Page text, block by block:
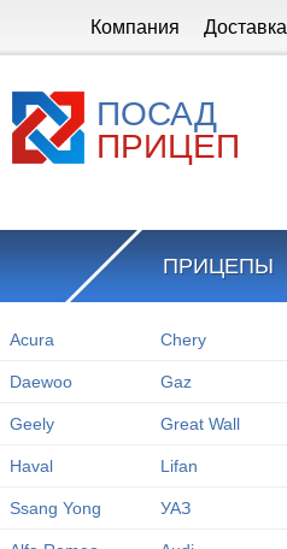
Компания Доставка
ПОСАД
ПРИЦЕП
ПРИЦЕПЫ
Acura Chery
Daewoo Gaz
Geely Great Wall
Haval Lifan
Ssang Yong УАЗ